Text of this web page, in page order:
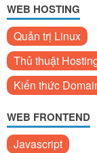
WEB HOSTING
Quản trị Linux
Thủ thuật
Kiến thức
WEB FRONTEND
Javascript